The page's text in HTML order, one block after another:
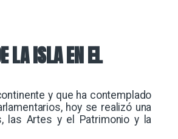
LA ISLA EN EL
y que ha contemplado
hoy se realizó una
las Artes y el Patrimonio y la